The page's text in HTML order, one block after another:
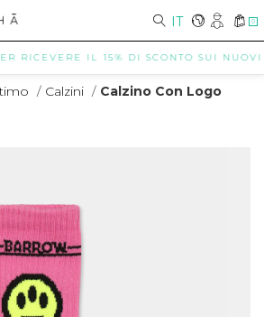
IT 0
RICEVERE IL 15% DI SCONTO SUI
/ Calzini / Calzino Con Logo